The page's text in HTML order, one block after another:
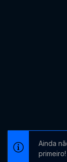
Ainda
primeiro!